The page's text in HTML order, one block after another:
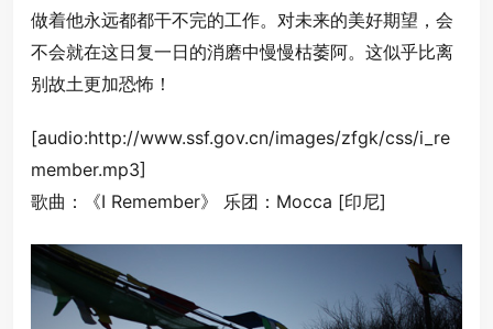
做着他永远都都干不完的工作。对未来的美好期望，会
不会就在这日复一日的消磨中慢慢枯萎阿。这似乎比离
别故土更加恐怖！
[audio:http://www.ssf.gov.cn/images/zfgk/css/i_re
member.mp3]
歌曲：《I Remember》 乐团：Mocca [印尼]